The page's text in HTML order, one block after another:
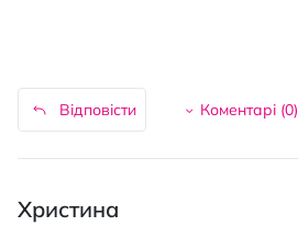
Відповісти Коментарі (0)
Христина